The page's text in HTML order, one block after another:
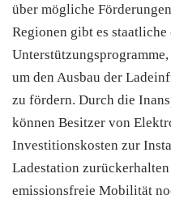
über mögliche
Regionen gibt es
um den Ausbau der
zu fördern. Durch die
können Besitzer von
Investitionskosten zur
Ladestation
emissionsfreie Mobilität